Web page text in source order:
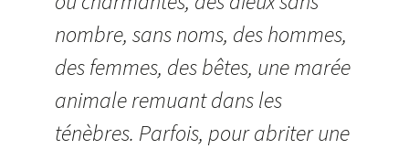
nombre, sans noms, des hommes,
des femmes, des bêtes, une marée
animale remuant dans les
ténèbres. Parfois, pour abriter une